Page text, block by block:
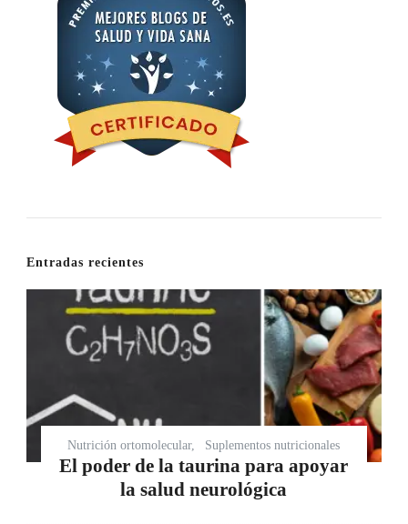
Entradas recientes
Nutrición ortomolecular Suplementos nutricionales
El poder de la taurina para apoyar
la salud neurológica